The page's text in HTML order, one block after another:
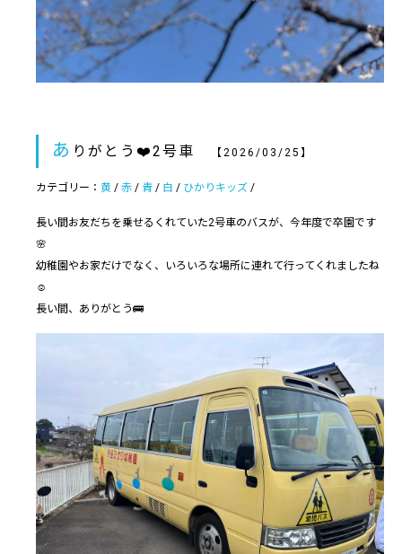
あ りがとう❤️2号車 【2026/03/25】
カテゴリー： 黄 / 赤 / 青 / 白 / ひかりキッズ /
長い間お友だちを乗せるくれていた2号車のバスが、今年度で卒園です
🌸
幼稚園やお家だけでなく、いろいろな場所に連れて行ってくれましたね
☺️
長い間、ありがとう🚌